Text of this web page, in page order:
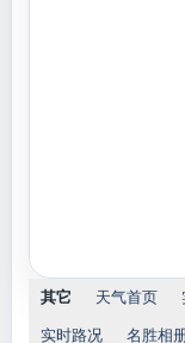
其它 天气首页
实时路况 名胜相